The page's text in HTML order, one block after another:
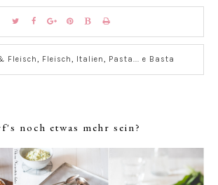
Fleisch, Fleisch, Italien, Pasta... e Basta
noch etwas mehr sein?